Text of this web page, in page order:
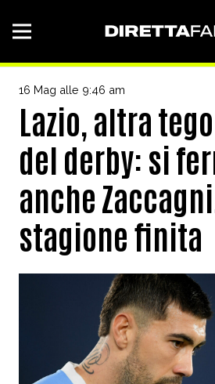
16 Mag alle 9:46 am
Lazio, altra
del derby: si
anche Zaccagni,
stagione finita